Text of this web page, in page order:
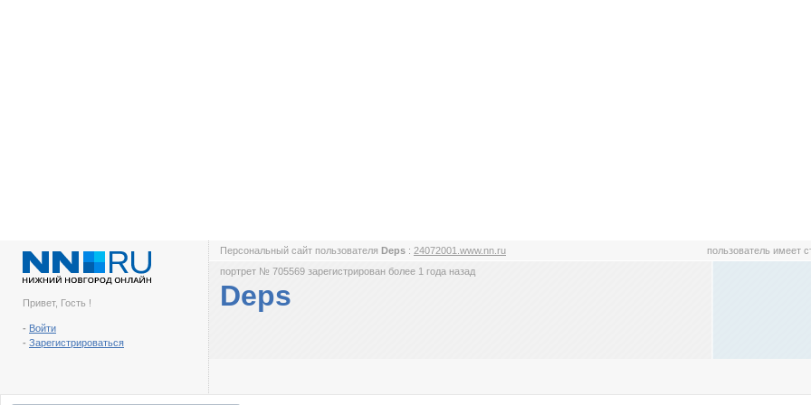
Привет, Гость !
- Войти
- Зарегистрироваться
Персональный сайт пользователя Deps : 24072001.www.nn.ru пользователь имеет
портрет № 705569 зарегистрирован более 1 года назад
Deps